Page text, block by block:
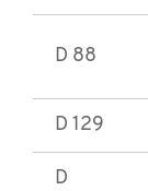
D 88
D 129
D